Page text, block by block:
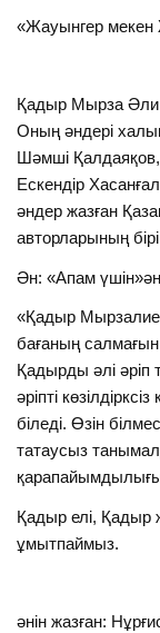
«Жауынгер
Қадыр Мырза Әли
Оның әндері
Шәмші
Ескендір
әндер жазған
авторларының
Ән: «Апам
«Қадыр
бағаның
Қадырды әлі әріп
әріпті
біледі. Өзін
татаусыз
Қадыр елі,
ұмытпаймыз.
әнін жазған: